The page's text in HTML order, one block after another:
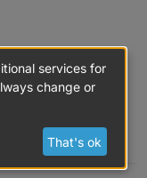
dürfen
der punkte!
0
services for
change or
That's ok